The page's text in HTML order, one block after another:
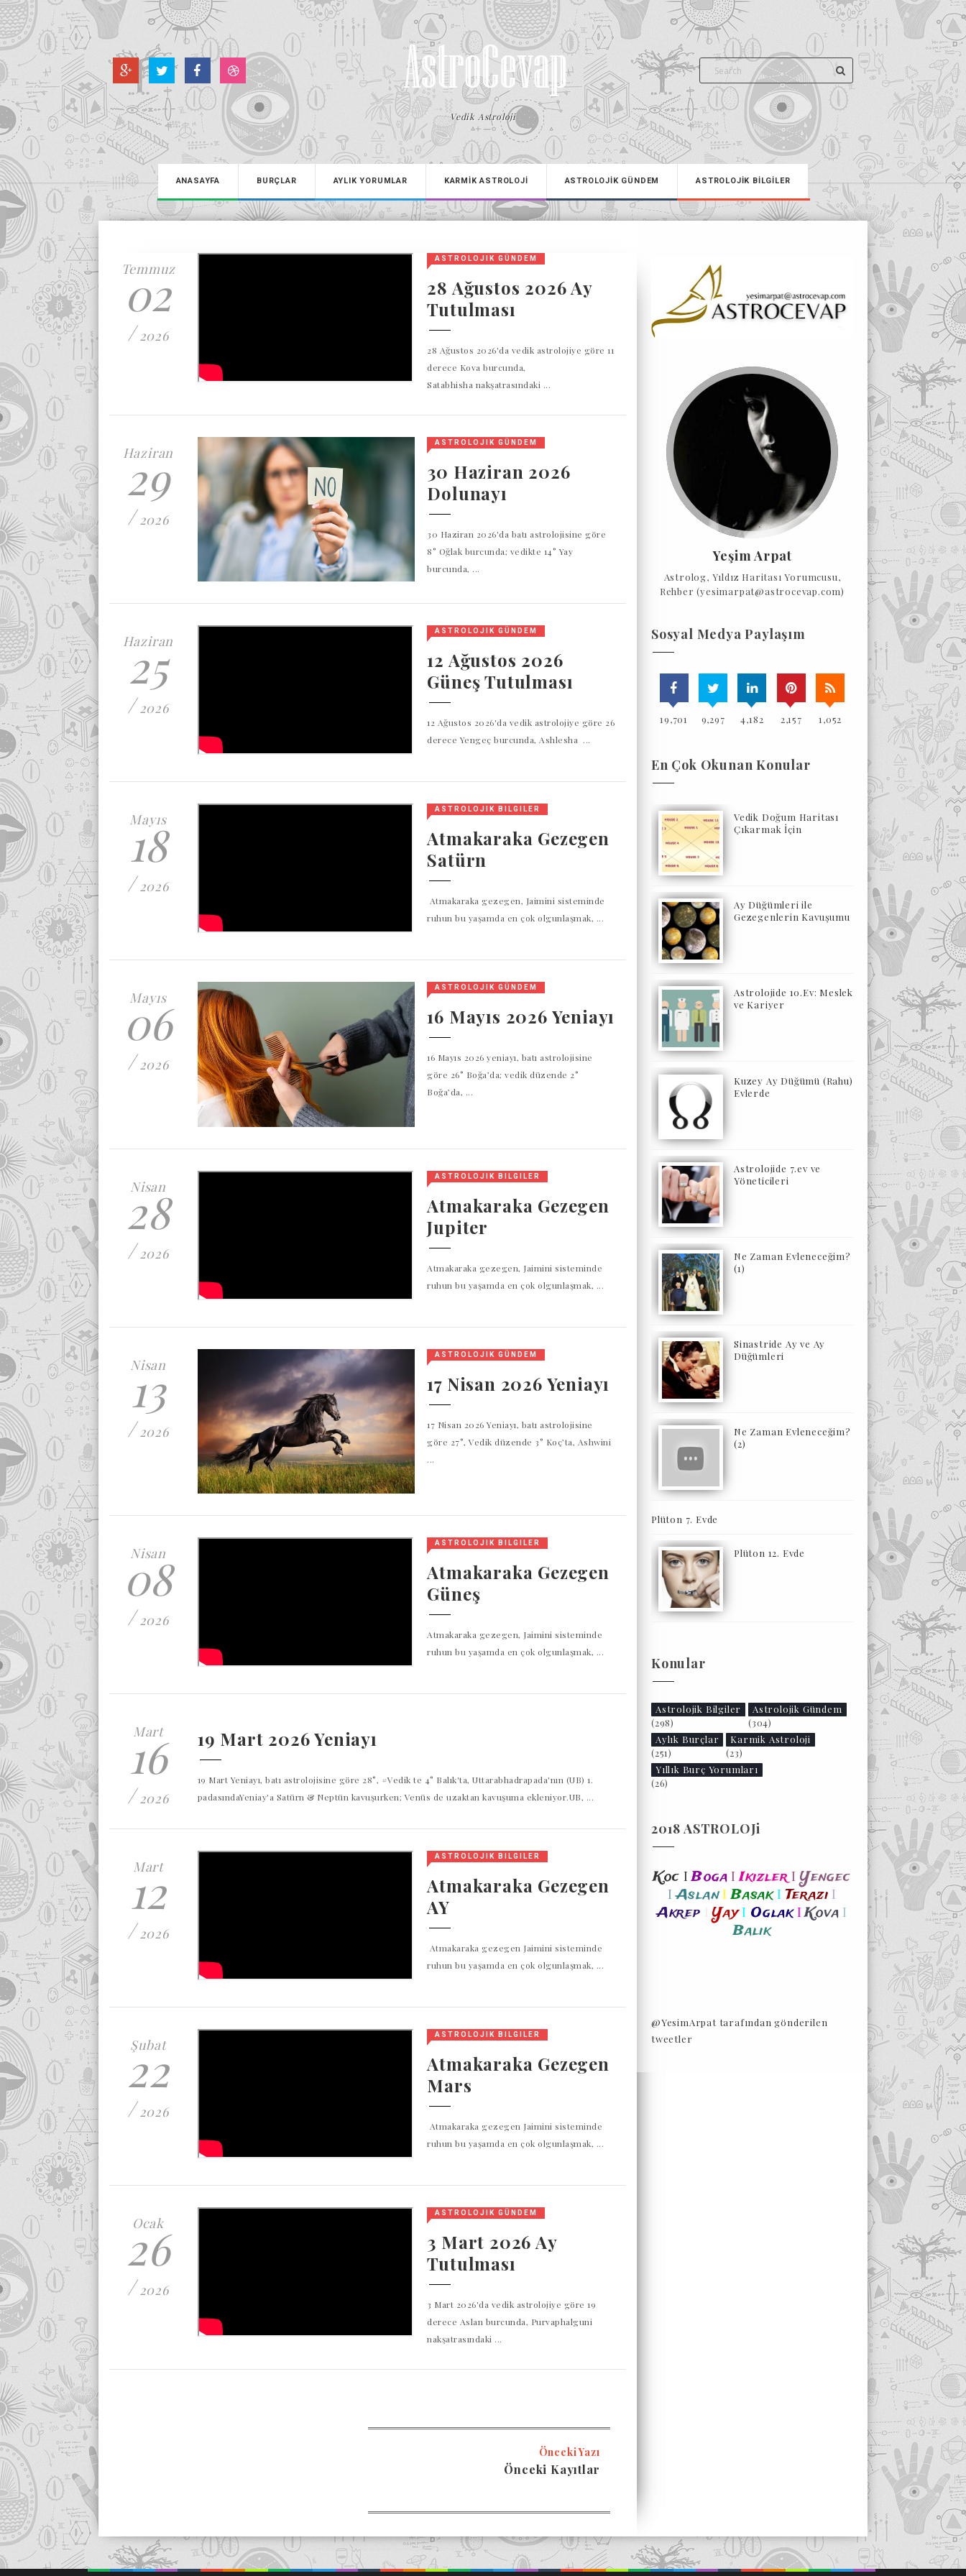
Vedik Astroloji
ANASAYFA BURÇLAR AYLIK YORUMLAR KARMİK ASTROLOJİ ASTROLOJİK GÜNDEM ASTROLOJİK BİLGİLER
Temmuz
02
/2026
ASTROLOJIK GÜNDEM
28 Ağustos 2026 Ay
Tutulması
28 Ağustos 2026'da vedik astrolojiye göre 11
derece Kova burcunda,
Satabhisha nakşatrasındaki ...
Haziran
29
/2026
ASTROLOJIK GÜNDEM
30 Haziran 2026
Dolunayı
30 Haziran 2026'da batı astrolojisine göre
8° Oğlak burcunda; vedikte 14° Yay
burcunda, ...
Haziran
25
/ 2026
ASTROLOJIK GÜNDEM
12 Ağustos 2026
Güneş Tutulması
12 Ağustos 2026'da vedik astrolojiye göre 26
derece Yengeç burcunda, Ashlesha ...
Mayıs
18
/ 2026
ASTROLOJIK BILGILER
Atmakaraka Gezegen
Satürn
Atmakaraka gezegen, Jaimini sisteminde
ruhun bu yaşamda en çok olgunlaşmak, ...
Mayıs
06
/ 2026
ASTROLOJIK GÜNDEM
16 Mayıs 2026 Yeniayı
16 Mayıs 2026 yeniayı, batı astrolojisine
göre 26° Boğa’da; vedik düzende 2°
Boğa’da, ...
Nisan
28
/2026
ASTROLOJIK BILGILER
Atmakaraka Gezegen
Jupiter
Atmakaraka gezegen, Jaimini sisteminde
ruhun bu yaşamda en çok olgunlaşmak, ...
Nisan
13
/2026
ASTROLOJIK GÜNDEM
17 Nisan 2026 Yeniayı
17 Nisan 2026 Yeniayı, batı astrolojisine
göre 27°, Vedik düzende 3° Koç’ta, Ashwini
...
Nisan
08
/2026
ASTROLOJIK BILGILER
Atmakaraka Gezegen
Güneş
Atmakaraka gezegen, Jaimini sisteminde
ruhun bu yaşamda en çok olgunlaşmak, ...
Mart
16
/2026
19 Mart 2026 Yeniayı
19 Mart Yeniayı, batı astrolojisine göre 28°, #Vedik te 4° Balık'ta, Uttarabhadrapada'nın (UB) 1.
padasındaYeniay'a Satürn & Neptün kavuşurken; Venüs de uzaktan kavuşuma ekleniyor.UB, ...
Mart
12
/2026
ASTROLOJIK BILGILER
Atmakaraka Gezegen
AY
Atmakaraka gezegen Jaimini sisteminde
ruhun bu yaşamda en çok olgunlaşmak, ...
Şubat
22
/2026
ASTROLOJIK BILGILER
Atmakaraka Gezegen
Mars
Atmakaraka gezegen Jaimini sisteminde
ruhun bu yaşamda en çok olgunlaşmak, ...
Ocak
26
/2026
ASTROLOJIK GÜNDEM
3 Mart 2026 Ay
Tutulması
3 Mart 2026'da vedik astrolojiye göre 19
derece Aslan burcunda, Purvaphalguni
nakşatrasındaki ...
Önceki Yazı
Önceki Kayıtlar
Yeşim Arpat
Astrolog, Yıldız Haritası Yorumcusu,
Rehber (yesimarpat@astrocevap.com)
Sosyal Medya Paylaşım
19,701 9,297 4,182 2,157 1,052
En Çok Okunan Konular
Vedik Doğum Haritası
Çıkarmak İçin
Ay Düğümleri ile
Gezegenlerin Kavuşumu
Astrolojide 10.Ev: Meslek
ve Kariyer
Kuzey Ay Düğümü (Rahu)
Evlerde
Astrolojide 7.ev ve
Yöneticileri
Ne Zaman Evleneceğim?
(1)
Sinastride Ay ve Ay
Düğümleri
Ne Zaman Evleneceğim?
(2)
Plüton 7. Evde
Plüton 12. Evde
Konular
Astrolojik Bilgiler
(298)
Astrolojik Gündem
(304)
Aylık Burçlar
(251)
Karmik Astroloji
(23)
Yıllık Burç Yorumları
(26)
2018 ASTROLOJi
Koc I Boga I Ikizler I Yengec
I Aslan I Basak I Terazi I
Akrep Yay I Oglak I Kova I
Balik
@YesimArpat tarafından gönderilen
tweetler